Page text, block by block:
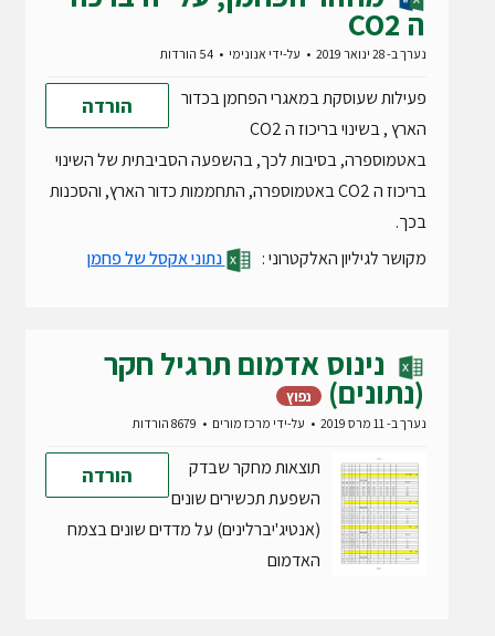
ה CO2
נערך ב- 28 ינואר 2019 על-ידי אנונימי
הורדה
פעילות שעוסקת במאגרי הפחמן בכדור
הארץ , בשינוי בריכוז ה CO2
באטמוספרה, בסיבות לכך, בהשפעה הסביבתית של השינוי
בריכוז ה CO2 באטמוספרה, התחממות כדור הארץ, והסכנות
בכך.
מקושר לגיליון האלקטרוני :
נתוני אקסל של פחמן
נינוס אדמום תרגיל חקר
(נתונים) נפוץ
נערך ב- 11 מרס 2019 על-ידי מרכז מורים
הורדה
תוצאות מחקר שבדק
השפעת תכשירים שונים
(אנטיג'יברלינים) על מדדים שונים בצמח
האדמום